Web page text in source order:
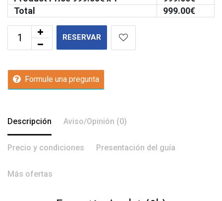
Total
999.00€
RESERVAR
Formule una pregunta
Descripción Aviso/Opinión (0)
Precio y condiciones Presentación del guía
Más ofertas